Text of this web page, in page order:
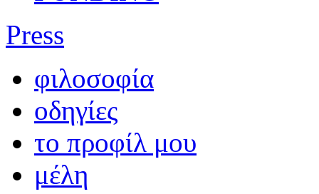
Press
φιλοσοφία
οδηγίες
το προφίλ μου
μέλη